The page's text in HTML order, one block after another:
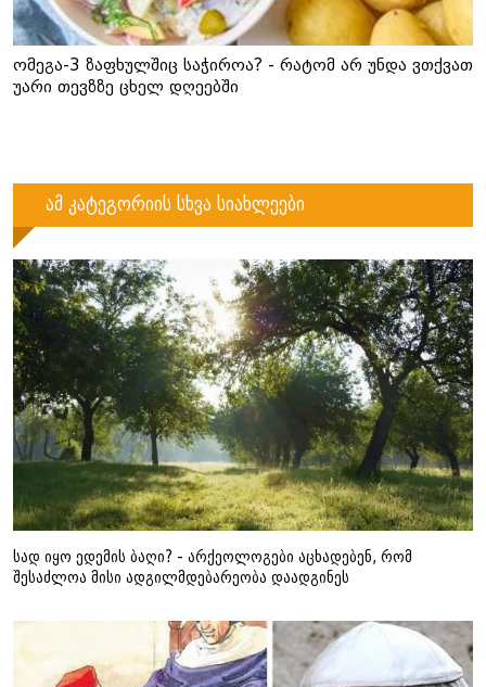
ომეგა-3 ზაფხულშიც საჭიროა? - რატომ არ უნდა ვთქვათ
უარი თევზზე ცხელ დღეებში
ამ კატეგორიის სხვა სიახლეები
სად იყო ედემის ბაღი? - არქეოლოგები აცხადებენ, რომ
შესაძლოა მისი ადგილმდებარეობა დაადგინეს